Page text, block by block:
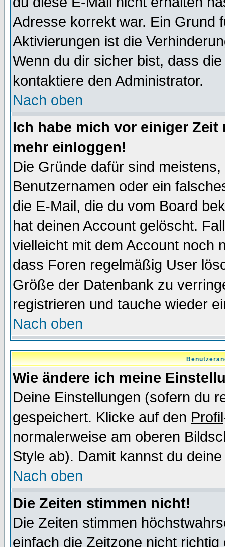
Adresse korrekt war. Ein Grund
Aktivierungen ist die
Wenn du dir sicher bist, dass
kontaktiere den Administrator.
Nach oben
Ich habe mich vor einiger
mehr einloggen!
Die Gründe dafür sind
Benutzernamen oder ein
die E-Mail, die du vom Board
hat deinen Account gelöscht.
vielleicht mit dem Account noch
dass Foren regelmäßig User
Größe der Datenbank zu
registrieren und tauche wieder
Nach oben
Wie ändere ich meine
Deine Einstellungen (sofern du
gespeichert. Klicke auf den Profil
normalerweise am oberen
Style ab). Damit kannst du
Nach oben
Die Zeiten stimmen nicht!
Die Zeiten stimmen
einfach die Zeitzone nicht